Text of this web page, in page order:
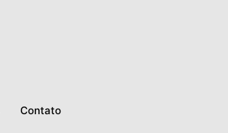
Contato